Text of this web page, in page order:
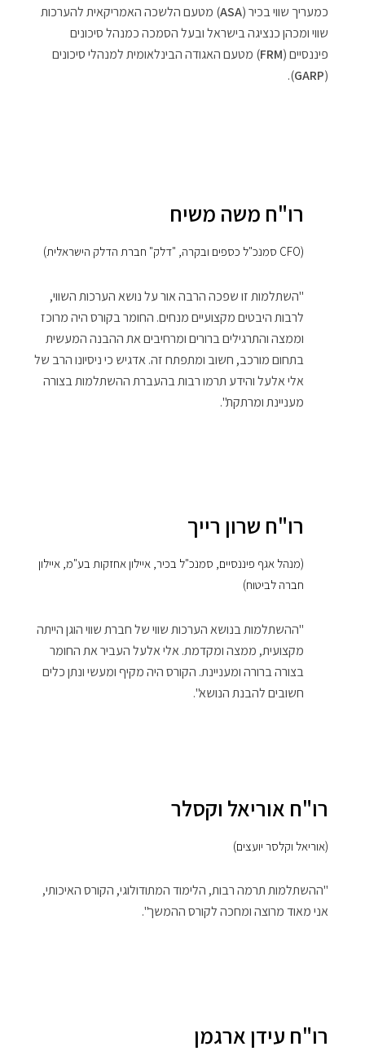
כמעריך שווי בכיר (ASA) מטעם הלשכה האמריקאית להערכות
שווי ומכהן כנציגה בישראל ובעל הסמכה כמנהל סיכונים
פיננסיים (FRM) מטעם האגודה הבינלאומית למנהלי סיכונים
(
GARP
).
רו"ח משה משיח
(CFO סמנכ"ל כספים ובקרה, "דלק" חברת הדלק הישראלית)
"השתלמות זו שפכה הרבה אור על נושא הערכות השווי,
לרבות היבטים מקצועיים מנחים. החומר בקורס היה מרוכז
וממצה והתרגילים ברורים ומרחיבים את ההבנה המעשית
בתחום מורכב, חשוב ומתפתח זה. אדגיש כי ניסיונו הרב של
אלי אלעל והידע תרמו רבות בהעברת ההשתלמות בצורה
מעניינת ומרתקת".
רו"ח שרון רייך
(מנהל אגף פיננסיים, סמנכ"ל בכיר, איילון אחזקות בע"מ, איילון
חברה לביטוח)
"ההשתלמות בנושא הערכות שווי של חברת שווי הוגן הייתה
מקצועית, ממצה ומקדמת. אלי אלעל העביר את החומר
בצורה ברורה ומעניינת. הקורס היה מקיף ומעשי ונתן כלים
חשובים להבנת הנושא".
רו"ח אוריאל וקסלר
(אוריאל וקלסר יועצים)
"ההשתלמות תרמה רבות, הלימוד המתודולוגי, הקורס האיכותי,
אני מאוד מרוצה ומחכה לקורס ההמשך".
רו"ח עידן ארגמן